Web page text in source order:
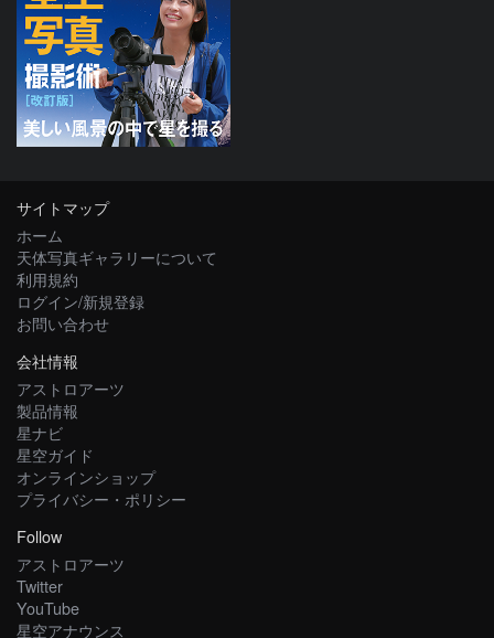
サイトマップ
ホーム
天体写真ギャラリーについて
利用規約
ログイン/新規登録
お問い合わせ
会社情報
アストロアーツ
製品情報
星ナビ
星空ガイド
オンラインショップ
プライバシー・ポリシー
Follow
アストロアーツ
Twitter
YouTube
星空アナウンス